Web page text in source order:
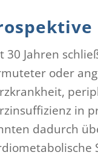
30 Jahren
oder
in
dadurch